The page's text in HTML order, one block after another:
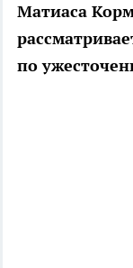
Матиаса
по